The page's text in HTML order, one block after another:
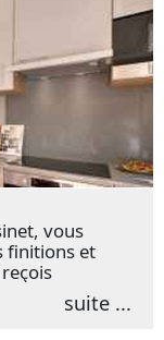
vous
finitions et
projet et
plus
suite ...